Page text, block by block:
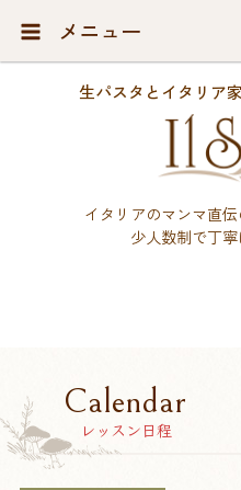
メニュー
生パスタとイタリア
イタリアのマンマ直
少人数制で丁寧
Calendar
レッスン日程